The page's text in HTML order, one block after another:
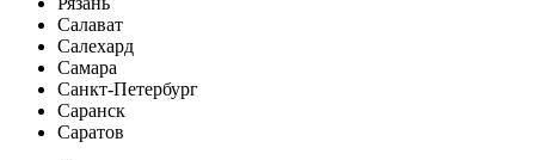
Салават
Салехард
Самара
Санкт-Петербург
Саранск
Саратов